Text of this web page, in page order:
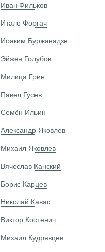
Иван Фильков
Итало Форгач
Иоаким Буржанадзе
Эйжен Голубов
Милица Грин
Павел Гусев
Семён Ильин
Александр Яковлев
Михаил Яковлев
Вячеслав Канский
Борис Карцев
Николай Кавас
Виктор Костенич
Михаил Кудрявцев